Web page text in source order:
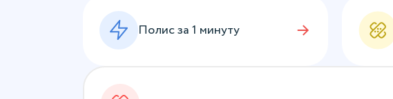
Полис за 1 минуту